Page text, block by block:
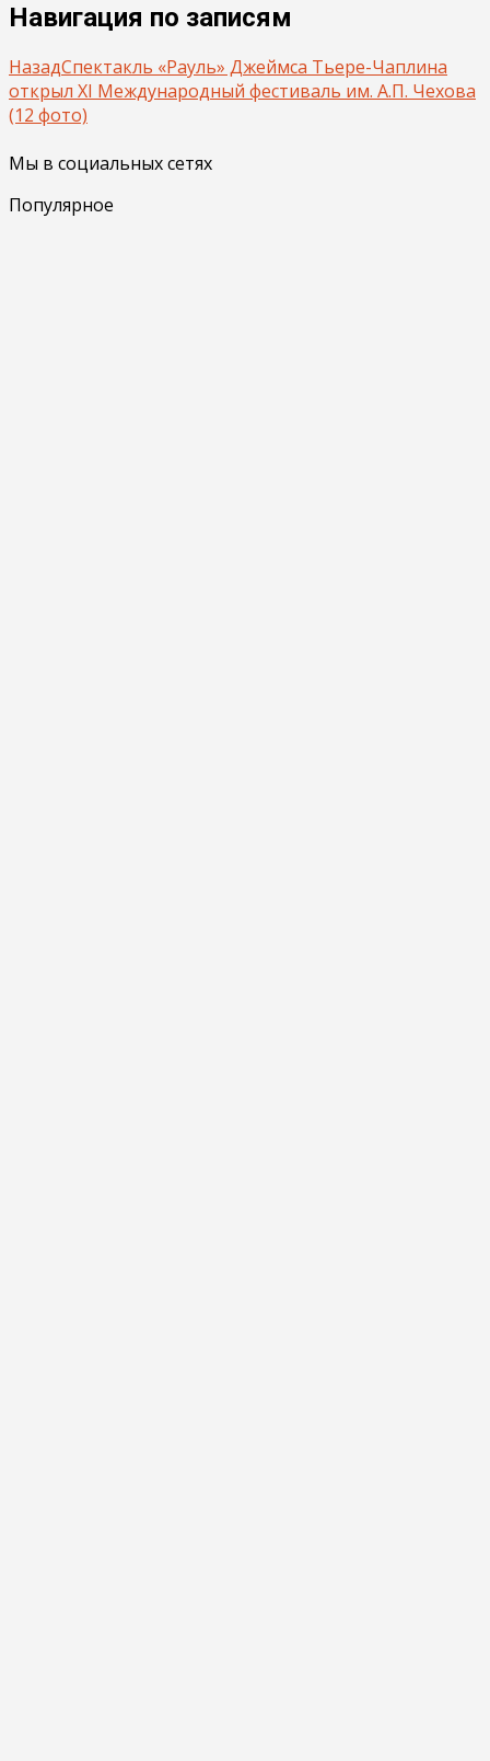
Навигация по записям
НазадСпектакль «Рауль» Джеймса Тьере-Чаплина
открыл XI Международный фестиваль им. А.П. Чехова
(12 фото)
Мы в социальных сетях
Популярное